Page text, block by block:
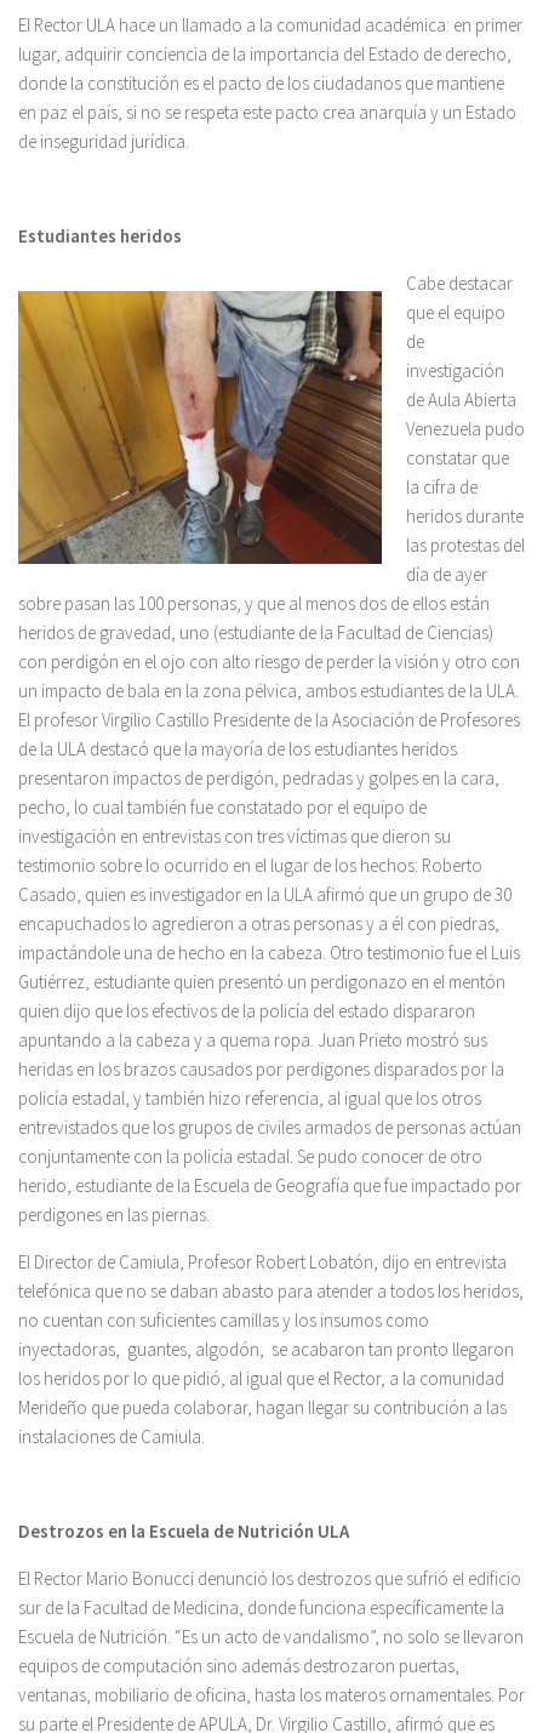
El Rector ULA hace un llamado a la comunidad académica: en primer
lugar, adquirir conciencia de la importancia del Estado de derecho,
donde la constitución es el pacto de los ciudadanos que mantiene
en paz el país, si no se respeta este pacto crea anarquía y un Estado
de inseguridad jurídica.
Estudiantes heridos
Cabe destacar
que el equipo
de
investigación
de Aula Abierta
Venezuela pudo
constatar que
la cifra de
heridos durante
las protestas del
día de ayer
sobre pasan las 100 personas, y que al menos dos de ellos están
heridos de gravedad, uno (estudiante de la Facultad de Ciencias)
con perdigón en el ojo con alto riesgo de perder la visión y otro con
un impacto de bala en la zona pélvica, ambos estudiantes de la ULA.
El profesor Virgilio Castillo Presidente de la Asociación de Profesores
de la ULA destacó que la mayoría de los estudiantes heridos
presentaron impactos de perdigón, pedradas y golpes en la cara,
pecho, lo cual también fue constatado por el equipo de
investigación en entrevistas con tres víctimas que dieron su
testimonio sobre lo ocurrido en el lugar de los hechos: Roberto
Casado, quien es investigador en la ULA afirmó que un grupo de 30
encapuchados lo agredieron a otras personas y a él con piedras,
impactándole una de hecho en la cabeza. Otro testimonio fue el Luis
Gutiérrez, estudiante quien presentó un perdigonazo en el mentón
quien dijo que los efectivos de la policía del estado dispararon
apuntando a la cabeza y a quema ropa. Juan Prieto mostró sus
heridas en los brazos causados por perdigones disparados por la
policía estadal, y también hizo referencia, al igual que los otros
entrevistados que los grupos de civiles armados de personas actúan
conjuntamente con la policía estadal. Se pudo conocer de otro
herido, estudiante de la Escuela de Geografía que fue impactado por
perdigones en las piernas.
El Director de Camiula, Profesor Robert Lobatón, dijo en entrevista
telefónica que no se daban abasto para atender a todos los heridos,
no cuentan con suficientes camillas y los insumos como
inyectadoras, guantes, algodón, se acabaron tan pronto llegaron
los heridos por lo que pidió, al igual que el Rector, a la comunidad
Merideño que pueda colaborar, hagan llegar su contribución a las
instalaciones de Camiula.
Destrozos en la Escuela de Nutrición ULA
El Rector Mario Bonucci denunció los destrozos que sufrió el edificio
sur de la Facultad de Medicina, donde funciona específicamente la
Escuela de Nutrición. “Es un acto de vandalismo”, no solo se llevaron
equipos de computación sino además destrozaron puertas,
ventanas, mobiliario de oficina, hasta los materos ornamentales. Por
su parte el Presidente de APULA, Dr. Virgilio Castillo, afirmó que es